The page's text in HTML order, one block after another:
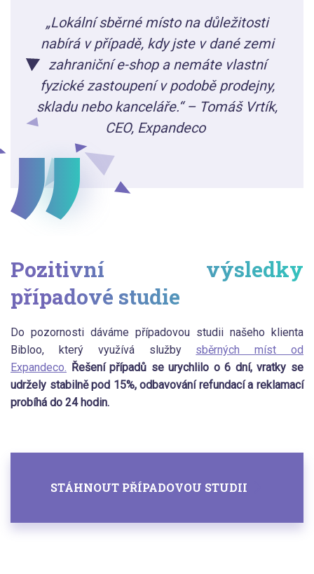
„Lokální sběrné místo na důležitosti
nabírá v případě, kdy jste v dané zemi
zahraniční e-shop a nemáte vlastní
fyzické zastoupení v podobě prodejny,
skladu nebo kanceláře.“ – Tomáš Vrtík,
CEO, Expandeco
Pozitivní výsledky
případové studie
Do pozornosti dáváme případovou studii našeho klienta
Bibloo, který využívá služby sběrných míst od
Expandeco. Řešení případů se urychlilo o 6 dní, vratky se
udržely stabilně pod 15%, odbavování refundací a reklamací
probíhá do 24 hodin.
STÁHNOUT PŘÍPADOVOU STUDII